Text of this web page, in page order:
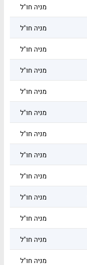
מניה חו"ל
מניה חו"ל
מניה חו"ל
מניה חו"ל
מניה חו"ל
מניה חו"ל
מניה חו"ל
מניה חו"ל
מניה חו"ל
מניה חו"ל
מניה חו"ל
מניה חו"ל
מניה חו"ל